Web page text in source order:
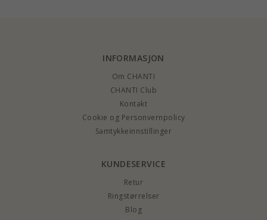
INFORMASJON
Om CHANTI
CHANTI Club
Kontakt
Cookie og Personvernpolicy
Samtykkeinnstillinger
KUNDESERVICE
Retur
Ringstørrelser
Blog